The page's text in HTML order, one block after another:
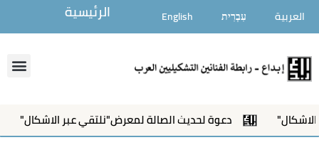
المحتوى
العربية עִבְרִית English الرئيسية
دعوة لحديث الصالة لمعرض"نلتقي عبر الاشكال"